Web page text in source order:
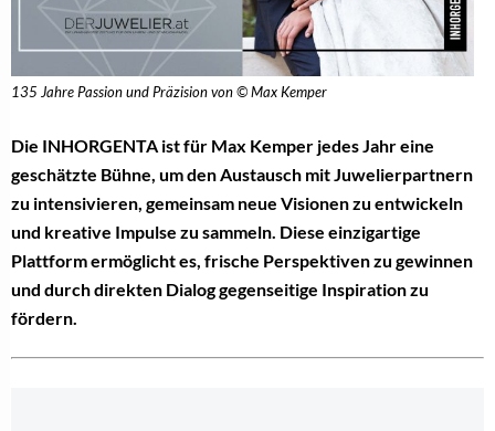
135 Jahre Passion und Präzision von © Max Kemper
Die INHORGENTA ist für Max Kemper jedes Jahr eine
geschätzte Bühne, um den Austausch mit Juwelierpartnern
zu intensivieren, gemeinsam neue Visionen zu entwickeln
und kreative Impulse zu sammeln. Diese einzigartige
Plattform ermöglicht es, frische Perspektiven zu gewinnen
und durch direkten Dialog gegenseitige Inspiration zu
fördern.